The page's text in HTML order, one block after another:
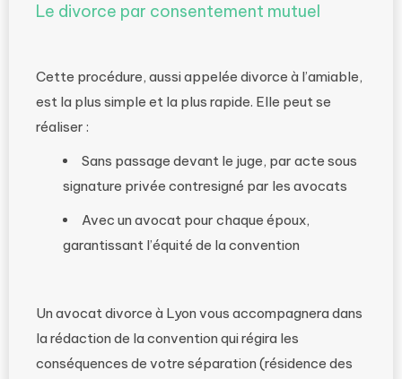
Le divorce par consentement mutuel
Cette procédure, aussi appelée divorce à l’amiable,
est la plus simple et la plus rapide. Elle peut se
réaliser :
Sans passage devant le juge, par acte sous
signature privée contresigné par les avocats
Avec un avocat pour chaque époux,
garantissant l’équité de la convention
Un avocat divorce à Lyon vous accompagnera dans
la rédaction de la convention qui régira les
conséquences de votre séparation (résidence des